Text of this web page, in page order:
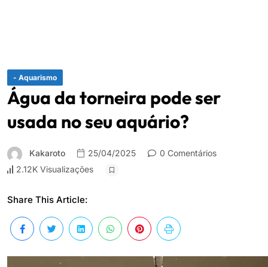
- Aquarismo
Água da torneira pode ser
usada no seu aquário?
Kakaroto 25/04/2025
0 Comentários
2.12K Visualizações
Share This Article: